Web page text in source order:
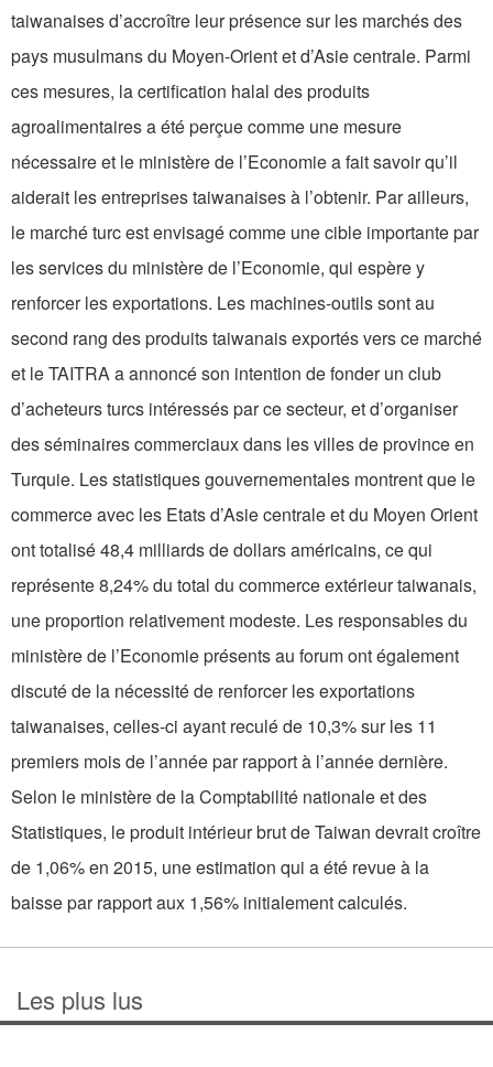
taiwanaises d’accroître leur présence sur les marchés des
pays musulmans du Moyen-Orient et d’Asie centrale. Parmi
ces mesures, la certification halal des produits
agroalimentaires a été perçue comme une mesure
nécessaire et le ministère de l’Economie a fait savoir qu’il
aiderait les entreprises taiwanaises à l’obtenir. Par ailleurs,
le marché turc est envisagé comme une cible importante par
les services du ministère de l’Economie, qui espère y
renforcer les exportations. Les machines-outils sont au
second rang des produits taiwanais exportés vers ce marché
et le TAITRA a annoncé son intention de fonder un club
d’acheteurs turcs intéressés par ce secteur, et d’organiser
des séminaires commerciaux dans les villes de province en
Turquie. Les statistiques gouvernementales montrent que le
commerce avec les Etats d’Asie centrale et du Moyen Orient
ont totalisé 48,4 milliards de dollars américains, ce qui
représente 8,24% du total du commerce extérieur taiwanais,
une proportion relativement modeste. Les responsables du
ministère de l’Economie présents au forum ont également
discuté de la nécessité de renforcer les exportations
taiwanaises, celles-ci ayant reculé de 10,3% sur les 11
premiers mois de l’année par rapport à l’année dernière.
Selon le ministère de la Comptabilité nationale et des
Statistiques, le produit intérieur brut de Taiwan devrait croître
de 1,06% en 2015, une estimation qui a été revue à la
baisse par rapport aux 1,56% initialement calculés.
Les plus lus